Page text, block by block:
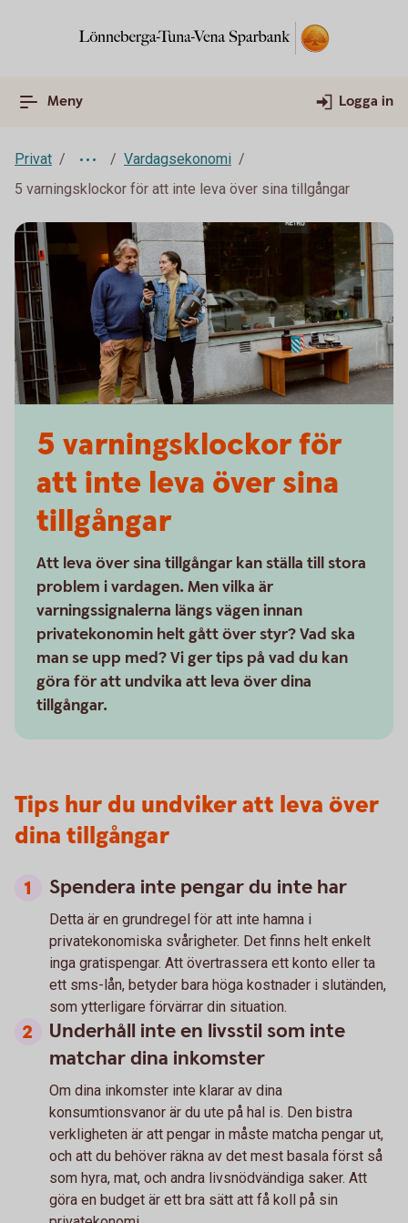
Meny Logga in
Privat
Vardagsekonomi
5 varningsklockor för att inte leva över sina tillgångar
5 varnings­klockor för
att inte leva över sina
tillgångar
Att leva över sina tillgångar kan ställa till stora
problem i vardagen. Men vilka är
varningssignalerna längs vägen innan
privatekonomin helt gått över styr? Vad ska
man se upp med? Vi ger tips på vad du kan
göra för att undvika att leva över dina
tillgångar.
Tips hur du undviker att leva över
dina tillgångar
Spendera inte pengar du inte har
Detta är en grundregel för att inte hamna i
privatekonomiska svårigheter. Det finns helt enkelt
inga gratispengar. Att övertrassera ett konto eller ta
ett sms-lån, betyder bara höga kostnader i slutänden,
som ytterligare förvärrar din situation.
Underhåll inte en livsstil som inte
matchar dina inkomster
Om dina inkomster inte klarar av dina
konsumtionsvanor är du ute på hal is. Den bistra
verkligheten är att pengar in måste matcha pengar ut,
och att du behöver räkna av det mest basala först så
som hyra, mat, och andra livsnödvändiga saker. Att
göra en budget är ett bra sätt att få koll på sin